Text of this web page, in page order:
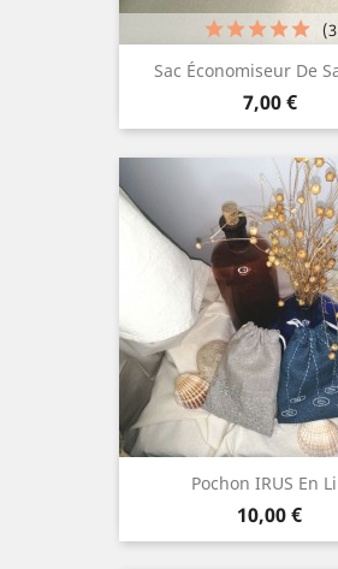
Sac Économiseur De
Prix
7,00 €
Pochon IRUS En
Prix
10,00 €